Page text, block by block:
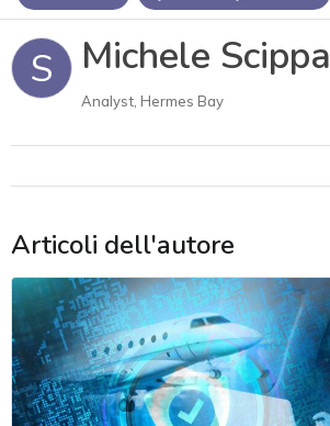
S Michele Scippa
Analyst, Hermes Bay
Articoli dell'autore